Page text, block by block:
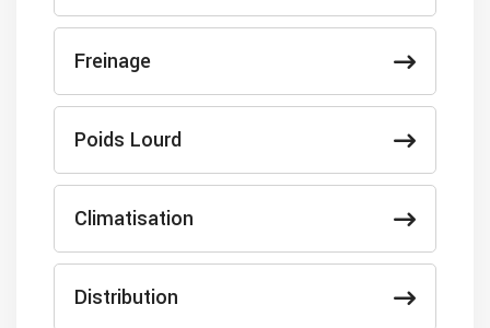
Freinage
Poids Lourd
Climatisation
Distribution